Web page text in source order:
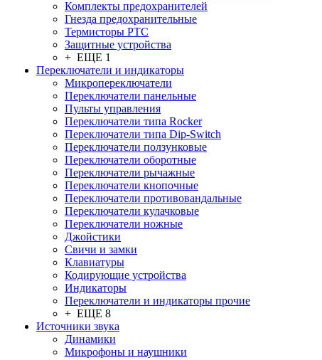
Комплекты предохранителей
Гнезда предохранительные
Термисторы PTC
Защитные устройства
+ ЕЩЕ 1
Переключатели и индикаторы
Микропереключатели
Переключатели панельные
Пульты управления
Переключатели типа Rocker
Переключатели типа Dip-Switch
Переключатели ползунковые
Переключатели оборотные
Переключатели рычажные
Переключатели кнопочные
Переключатели противовандальные
Переключатели кулачковые
Переключатели ножные
Джойстики
Свичи и замки
Клавиатуры
Кодирующие устройства
Индикаторы
Переключатели и индикаторы прочие
+ ЕЩЕ 8
Источники звука
Динамики
Микрофоны и наушники